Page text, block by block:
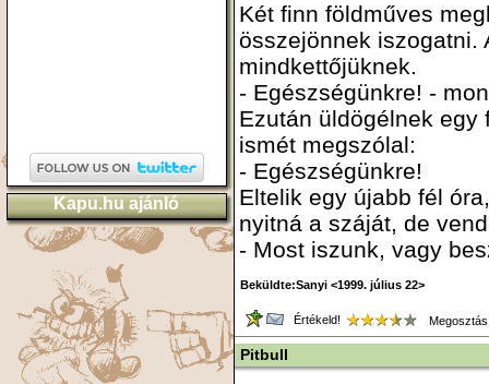
Kapu.hu ajánló
Két finn földműves
összejönnek iszogatni.
mindkettőjüknek.
- Egészségünkre! -
Ezután üldögélnek egy
ismét megszólal:
- Egészségünkre!
Eltelik egy újabb fél
nyitná a száját, de
- Most iszunk, vagy
Beküldte:Sanyi <1999. július 22>
Értékeld!
Pitbull